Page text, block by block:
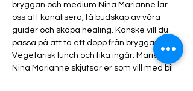
bryggan och medium Nina Marianne lär
oss att kanalisera, få budskap av våra
guider och skapa healing. Kanske vill du
passa på att ta ett dopp från bryggan?
Vegetarisk lunch och fika ingår. Marie och
Nina Marianne skjutsar er som vill med bil